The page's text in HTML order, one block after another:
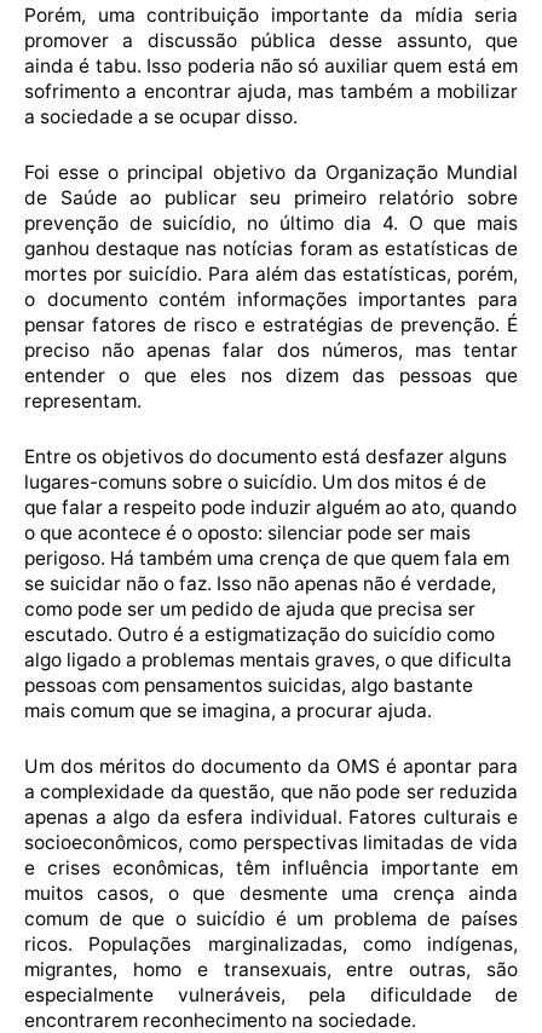
Porém, uma contribuição importante da mídia seria
promover a discussão pública desse assunto, que
ainda é tabu. Isso poderia não só auxiliar quem está em
sofrimento a encontrar ajuda, mas também a mobilizar
a sociedade a se ocupar disso.
Foi esse o principal objetivo da Organização Mundial
de Saúde ao publicar seu primeiro relatório sobre
prevenção de suicídio, no último dia 4. O que mais
ganhou destaque nas notícias foram as estatísticas de
mortes por suicídio. Para além das estatísticas, porém,
o documento contém informações importantes para
pensar fatores de risco e estratégias de prevenção. É
preciso não apenas falar dos números, mas tentar
entender o que eles nos dizem das pessoas que
representam.
Entre os objetivos do documento está desfazer alguns
lugares-comuns sobre o suicídio. Um dos mitos é de
que falar a respeito pode induzir alguém ao ato, quando
o que acontece é o oposto: silenciar pode ser mais
perigoso. Há também uma crença de que quem fala em
se suicidar não o faz. Isso não apenas não é verdade,
como pode ser um pedido de ajuda que precisa ser
escutado. Outro é a estigmatização do suicídio como
algo ligado a problemas mentais graves, o que dificulta
pessoas com pensamentos suicidas, algo bastante
mais comum que se imagina, a procurar ajuda.
Um dos méritos do documento da OMS é apontar para
a complexidade da questão, que não pode ser reduzida
apenas a algo da esfera individual. Fatores culturais e
socioeconômicos, como perspectivas limitadas de vida
e crises econômicas, têm influência importante em
muitos casos, o que desmente uma crença ainda
comum de que o suicídio é um problema de países
ricos. Populações marginalizadas, como indígenas,
migrantes, homo e transexuais, entre outras, são
especialmente vulneráveis, pela dificuldade de
encontrarem reconhecimento na sociedade.